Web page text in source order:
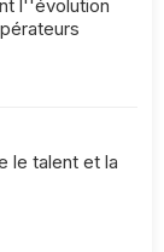
l''évolution
le talent et la